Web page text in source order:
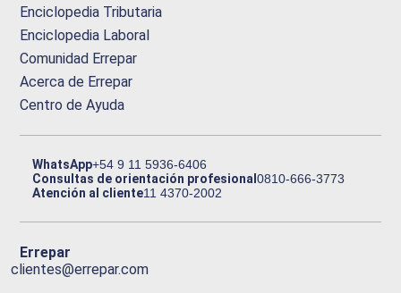
Enciclopedia Tributaria
Enciclopedia Laboral
Comunidad Errepar
Acerca de Errepar
Centro de Ayuda
WhatsApp+54 9 11 5936-6406
Consultas de orientación profesional0810-666-3773
Atención al cliente11 4370-2002
Errepar
clientes@errepar.com